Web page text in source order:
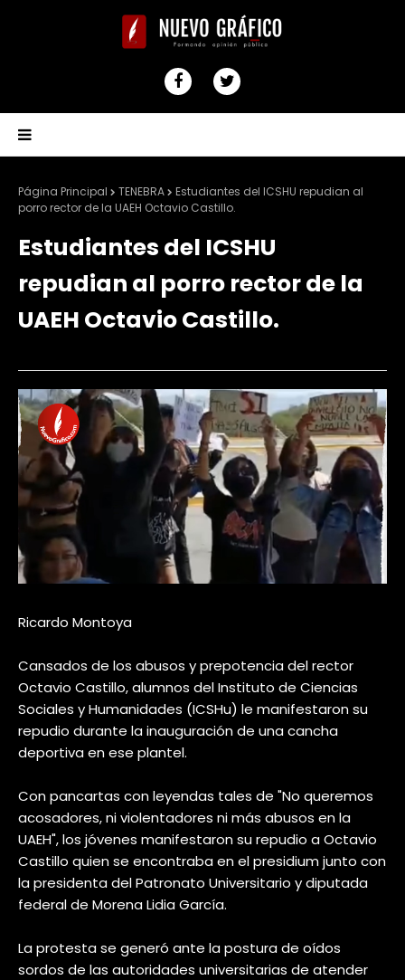
Página Principal TENEBRA
Estudiantes del ICSHU repudian al
porro rector de la UAEH Octavio Castillo.
Estudiantes del ICSHU
repudian al porro rector de la
UAEH Octavio Castillo.
Ricardo Montoya
Cansados de los abusos y prepotencia del rector
Octavio Castillo, alumnos del Instituto de Ciencias
Sociales y Humanidades (ICSHu) le manifestaron su
repudio durante la inauguración de una cancha
deportiva en ese plantel.
Con pancartas con leyendas tales de "No queremos
acosadores, ni violentadores ni más abusos en la
UAEH", los jóvenes manifestaron su repudio a Octavio
Castillo quien se encontraba en el presidium junto con
la presidenta del Patronato Universitario y diputada
federal de Morena Lidia García.
La protesta se generó ante la postura de oídos
sordos de las autoridades universitarias de atender